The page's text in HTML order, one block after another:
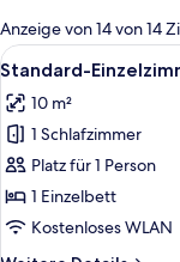
für
Zimmer
Anzeige von 14 von 14
Alle
Fotos
für
Standard-
Einzelzimmer
anzeigen
6
Standard-
10 m²
1 Schlafzimmer
Platz für 1 Person
1 Einzelbett
Kostenloses WLAN